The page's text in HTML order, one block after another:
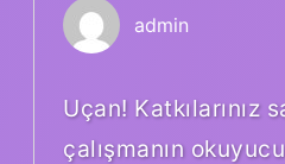
admin
Uçan! Katkılarınız
çalışmanın